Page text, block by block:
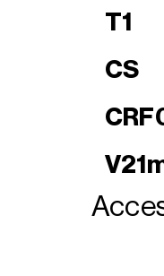
T1
CS